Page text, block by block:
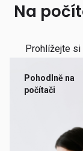
Na
Prohlížejte
Pohodlně na
počítači